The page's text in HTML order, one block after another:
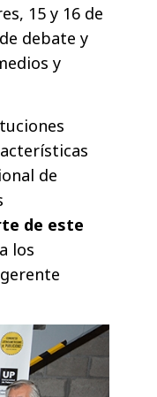
15 y 16 de
debate y
y
de
de este
los